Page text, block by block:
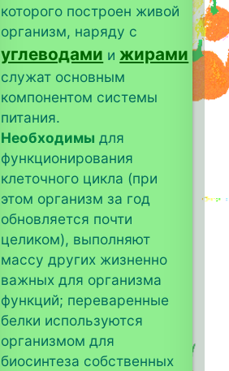
которого построен живой
организм, наряду с
углеводами и жирами
служат основным
компонентом системы
питания.
Необходимы для
функционирования
клеточного цикла (при
этом организм за год
обновляется почти
целиком), выполняют
массу других жизненно
важных для организма
функций; переваренные
белки используются
организмом для
биосинтеза собственных